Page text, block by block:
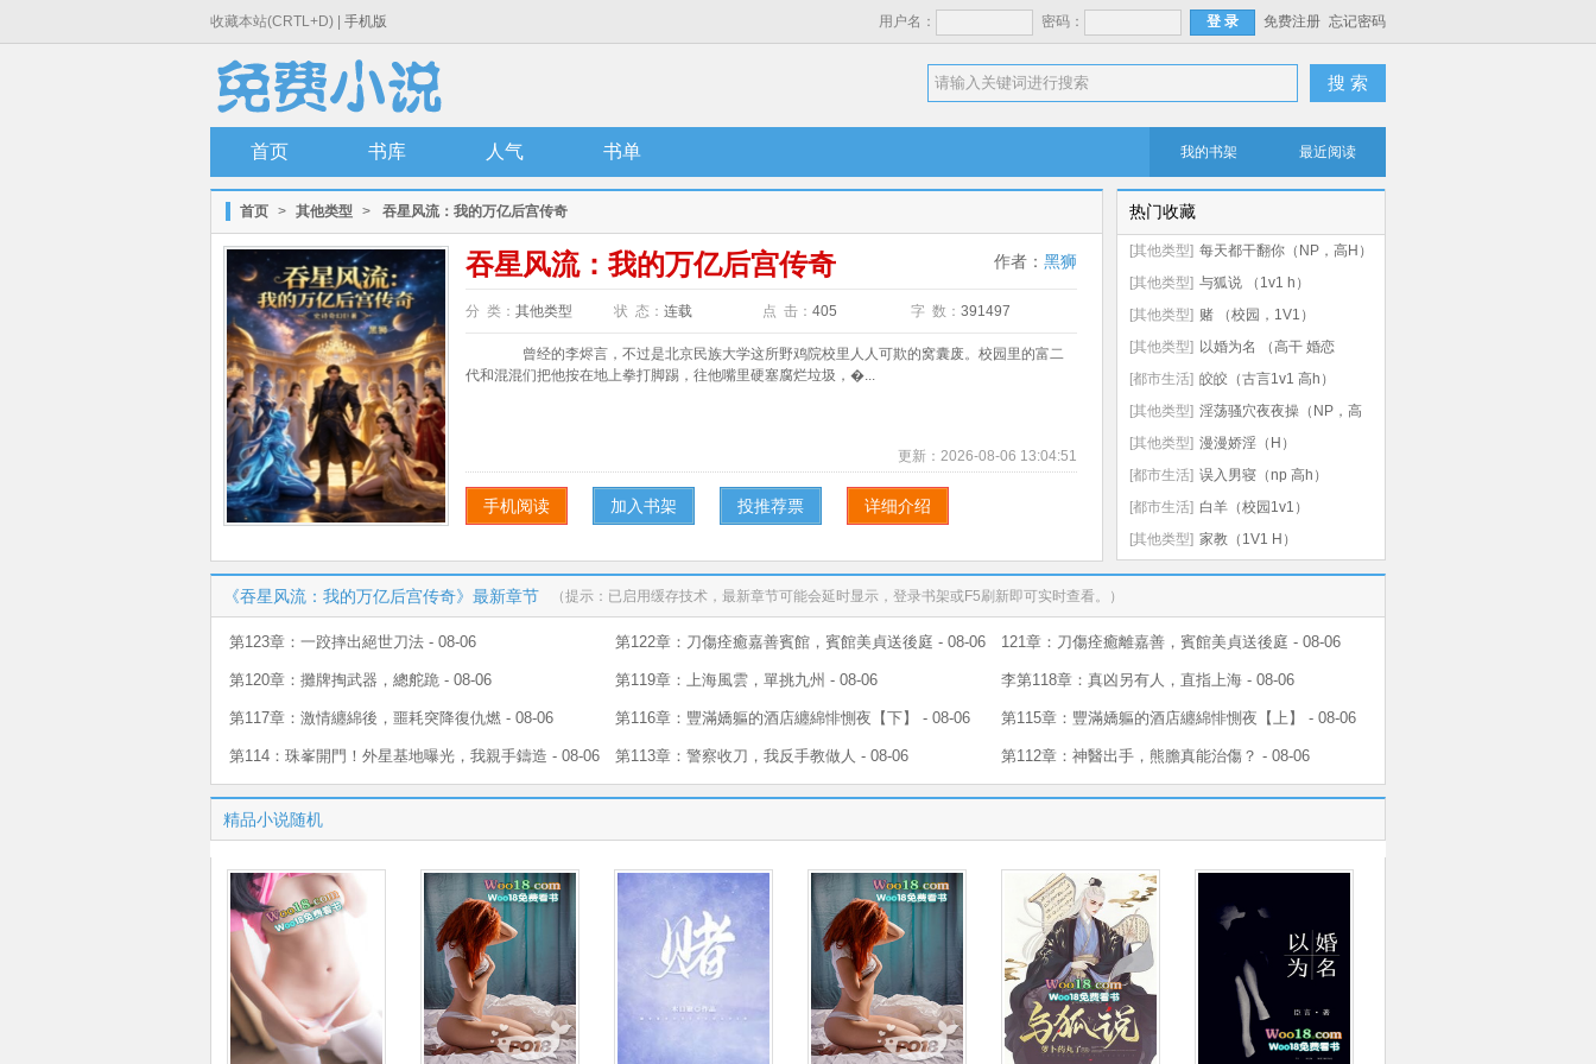
收藏本站(CRTL+D) | 手机版 用户名： 密码： 免费注册 忘记密码
搜 索
首页 书库 人气 书单 我的书架 最近阅读
首页 > 其他类型 > 吞星风流：我的万亿后宫传奇
吞星风流：我的万亿后宫传奇 作者： 黑狮
分 类： 其他类型 状 态： 连载 点 击： 405 字 数： 391497
曾经的李烬言，不过是北京民族大学这所野鸡院校里人人可欺的窝囊废。校园里的富二
代和混混们把他按在地上拳打脚踢，往他嘴里硬塞腐烂垃圾，�...
更新： 2026-08-06 13:04:51
手机阅读 加入书架 投推荐票 详细介绍
热门收藏
[其他类型] 每天都干翻你（NP，高H）
[其他类型] 与狐说 （1v1 h）
[其他类型] 赌 （校园，1V1）
[其他类型] 以婚为名 （高干 婚恋
1v1）
[都市生活] 皎皎（古言1v1 高h）
[其他类型] 淫荡骚穴夜夜操（NP，高
H）
[其他类型] 漫漫娇淫（H）
[都市生活] 误入男寝（np 高h）
[都市生活] 白羊（校园1v1）
[其他类型] 家教（1V1 H）
《吞星风流：我的万亿后宫传奇》最新章节 （提示：已启用缓存技术，最新章节可能会延时显示，登录书架或F5刷新即可实时查看。）
第123章：一跤摔出絕世刀法 - 08-06 第122章：刀傷痊癒嘉善賓館，賓館美貞送後庭 - 08-06 121章：刀傷痊癒離嘉善，賓館美貞送後庭 - 08-06
第120章：攤牌掏武器，總舵跪 - 08-06 第119章：上海風雲，單挑九州 - 08-06 李第118章：真凶另有人，直指上海 - 08-06
第117章：激情纏綿後，噩耗突降復仇燃 - 08-06 第116章：豐滿嬌軀的酒店纏綿悱惻夜【下】 - 08-06 第115章：豐滿嬌軀的酒店纏綿悱惻夜【上】 - 08-06
第114：珠峯開門！外星基地曝光，我親手鑄造 - 08-06 第113章：警察收刀，我反手教做人 - 08-06 第112章：神醫出手，熊膽真能治傷？ - 08-06
精品小说随机